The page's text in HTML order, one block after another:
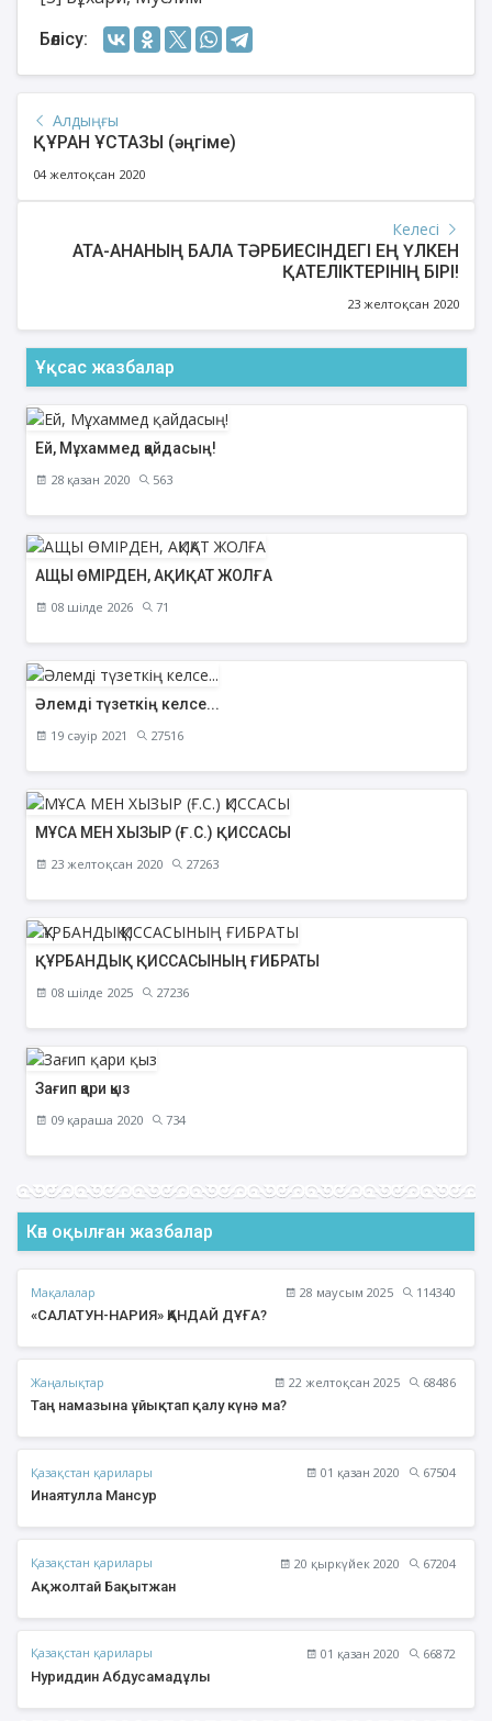
Бөлісу:
Алдыңғы
ҚҰРАН ҰСТАЗЫ (әңгіме)
04 желтоқсан 2020
Келесі
АТА-АНАНЫҢ БАЛА ТƏРБИЕСІНДЕГІ ЕҢ ҮЛКЕН
ҚАТЕЛІКТЕРІНІҢ БІРІ!
23 желтоқсан 2020
Ұқсас жазбалар
Ей, Мұхаммед қайдасың!
28 қазан 2020 563
АЩЫ ӨМІРДЕН, АҚИҚАТ ЖОЛҒА
08 шілде 2026 71
Әлемді түзеткің келсе...
19 сәуір 2021 27516
МҰСА МЕН ХЫЗЫР (Ғ.С.) ҚИССАСЫ
23 желтоқсан 2020 27263
ҚҰРБАНДЫҚ ҚИССАСЫНЫҢ ҒИБРАТЫ
08 шілде 2025 27236
Зағип қари қыз
09 қараша 2020 734
Көп оқылған жазбалар
Мақалалар 28 маусым 2025
114340
«САЛАТУН-НАРИЯ» ҚАНДАЙ ДҰҒА?
Жаңалықтар 22 желтоқсан 2025
68486
Таң намазына ұйықтап қалу күнә ма?
Қазақстан қарилары 01 қазан 2020
67504
Инаятулла Мансур
Қазақстан қарилары 20 қыркүйек 2020
67204
Ақжолтай Бақытжан
Қазақстан қарилары 01 қазан 2020
66872
Нуриддин Абдусамадұлы